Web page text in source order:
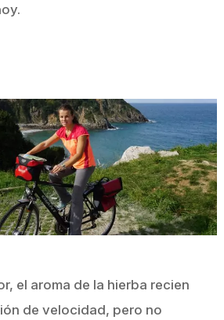
el aroma de la hierba recien
de velocidad, pero no